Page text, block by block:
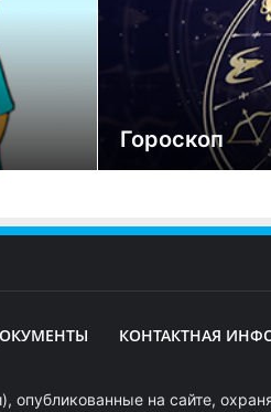
Гороскоп
КОНТАКТНАЯ
опубликованные на сайте,